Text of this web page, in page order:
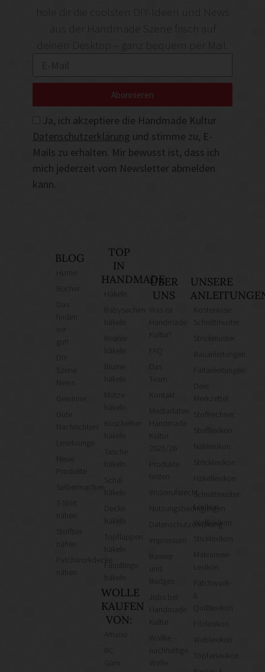
deinen Desktop – ganz bequem per Mail.
Ja, ich akzeptiere die Handmade Kultur
Datenschutzerklärung und stimme zu, E-
Mails zu erhalten. Mir bewusst ist, dass ich
mich jederzeit vom Newsletter abmelden
kann.
Abonnieren
BLOG
finden
gut!
News
Gute
Nachrichten!
Leselounge
Neue
Produkte
Selbermachen
T-Shirt
Stofftier
Patchworkdecke
TOP
IN
HANDMADE
häkeln
häkeln
Mütze
häkeln
Kuscheltier
häkeln
Tasche
häkeln
häkeln
Topflappen
häkeln
Fäustlinge
häkeln
WOLLE
KAUFEN
VON:
ÜBER
UNS
Was ist
Kultur?
Team
Kontakt
Mediadaten
Kultur
2025/26
Produkte
testen
Widerrufsrecht
Nutzungsbedingungen
Datenschutzerklärung
Kultur
Wollke –
nachhaltige
UNSERE
Kostenlose
Schnittmuster
Strickmuster
Bauanleitungen
Faltanleitungen
Merkzettel
Stoffrechner
Stofflexikon
Nählexikon
Stricklexikon
Häkellexikon
Schnittmuster-
Lexikon
Wolllexikon
Sticklexikon
Makramee-
Lexikon
Patchwork-
&
Quiltlexikon
Weblexikon
Töpferlexikon